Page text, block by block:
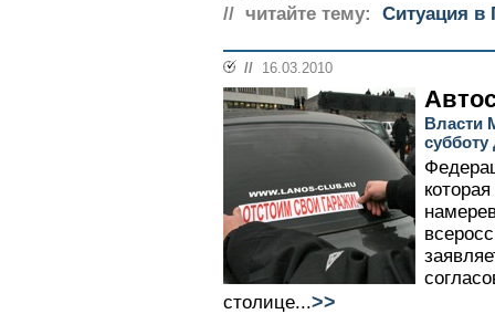
// читайте тему: Ситуация в
// 16.03.2010
Власти
субботу
столице...>>